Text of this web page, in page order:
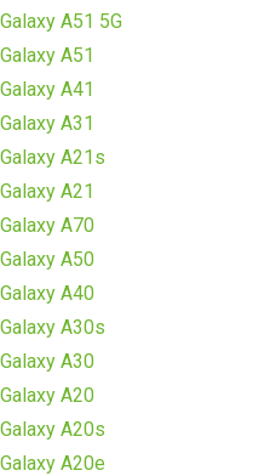
Galaxy A51 5G
Galaxy A51
Galaxy A41
Galaxy A31
Galaxy A21s
Galaxy A21
Galaxy A70
Galaxy A50
Galaxy A40
Galaxy A30s
Galaxy A30
Galaxy A20
Galaxy A20s
Galaxy A20e